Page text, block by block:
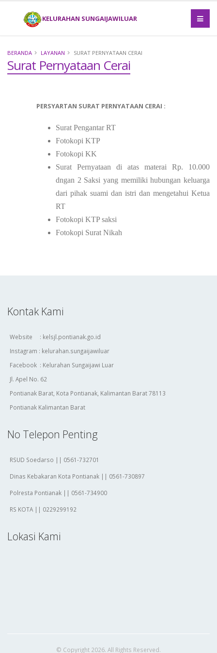
KELURAHAN SUNGAIJAWILUAR
BERANDA LAYANAN SURAT PERNYATAAN CERAI
Surat Pernyataan Cerai
PERSYARTAN SURAT PERNYATAAN CERAI :
Surat Pengantar RT
Fotokopi KTP
Fotokopi KK
Surat Pernyataan di atas materai Rp. 10.000
dngan 2 Saksi yang memiliki hubungan keluarga
dari pihak suami dan istri dan mengetahui Ketua
RT
Fotokopi KTP saksi
Fotokopi Surat Nikah
Kontak Kami
Website : kelsjl.pontianak.go.id
Instagram : kelurahan.sungaijawiluar
Facebook : Kelurahan Sungaijawi Luar
Jl. Apel No. 62
Pontianak Barat, Kota Pontianak, Kalimantan Barat 78113
Pontianak Kalimantan Barat
No Telepon Penting
RSUD Soedarso || 0561-732701
Dinas Kebakaran Kota Pontianak || 0561-730897
Polresta Pontianak || 0561-734900
RS KOTA || 0229299192
Lokasi Kami
© Copyright 2026. All Rights Reserved.